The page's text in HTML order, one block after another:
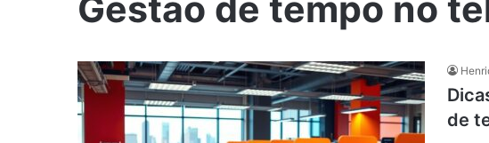
Gestão de tempo no
de